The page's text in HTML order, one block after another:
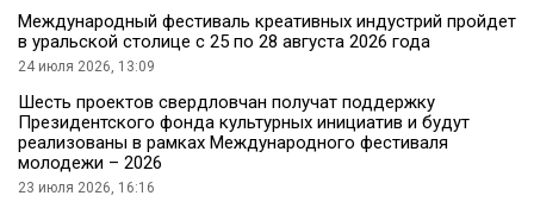
Международный фестиваль креативных индустрий пройдет
в уральской столице с 25 по 28 августа 2026 года
24 июля 2026, 13:09
Шесть проектов свердловчан получат поддержку
Президентского фонда культурных инициатив и будут
реализованы в рамках Международного фестиваля
молодежи – 2026
23 июля 2026, 16:16